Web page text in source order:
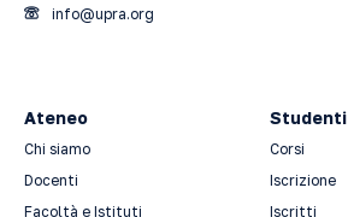
info@upra.org
Ateneo
Chi siamo
Docenti
Facoltà e Istituti
Studenti
Corsi
Iscrizione
Iscritti